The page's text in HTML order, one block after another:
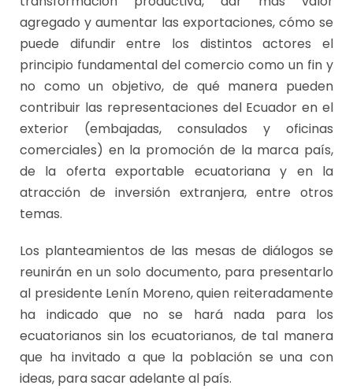
agregado y aumentar las exportaciones, cómo se
puede difundir entre los distintos actores el
principio fundamental del comercio como un fin y
no como un objetivo, de qué manera pueden
contribuir las representaciones del Ecuador en el
exterior (embajadas, consulados y oficinas
comerciales) en la promoción de la marca país,
de la oferta exportable ecuatoriana y en la
atracción de inversión extranjera, entre otros
temas.
Los planteamientos de las mesas de diálogos se
reunirán en un solo documento, para presentarlo
al presidente Lenín Moreno, quien reiteradamente
ha indicado que no se hará nada para los
ecuatorianos sin los ecuatorianos, de tal manera
que ha invitado a que la población se una con
ideas, para sacar adelante al país.